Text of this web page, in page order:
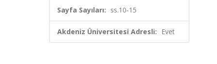
Sayfa Sayıları: ss.10-15
Akdeniz Üniversitesi Adresli: Evet